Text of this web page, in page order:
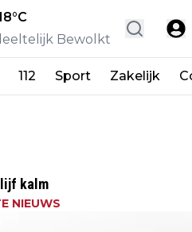
°C
Bewolkt
112 Sport Zakelijk
kalm
NIEUWS